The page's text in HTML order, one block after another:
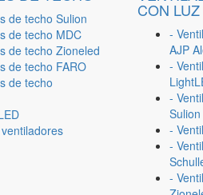
de techo Sulion
de techo MDC
de techo Zioneled
de techo FARO
de techo
CON LUZ
-
AJP
-
-
Sulion
-
-
-